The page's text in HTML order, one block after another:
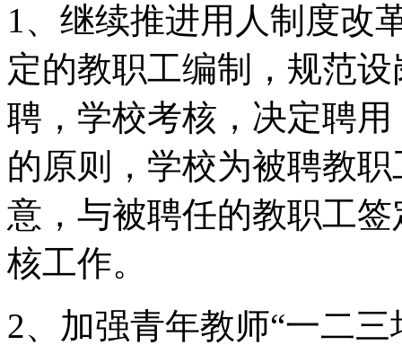
1、继续推进用人制度改
定的教职工编制，规范
聘，学校考核，决定聘
的原则，学校为被聘教
意，与被聘任的教职工
核工作。
2、加强青年教师“一二